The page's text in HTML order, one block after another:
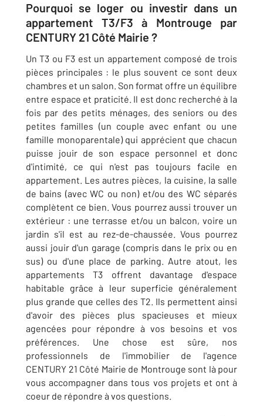
Pourquoi se loger ou investir dans un
appartement T3/F3 à Montrouge par
CENTURY 21 Côté Mairie ?
Un T3 ou F3 est un appartement composé de trois
pièces principales : le plus souvent ce sont deux
chambres et un salon. Son format offre un équilibre
entre espace et praticité. Il est donc recherché à la
fois par des petits ménages, des seniors ou des
petites familles (un couple avec enfant ou une
famille monoparentale) qui apprécient que chacun
puisse jouir de son espace personnel et donc
d'intimité, ce qui n'est pas toujours facile en
appartement. Les autres pièces, la cuisine, la salle
de bains (avec WC ou non) et/ou des WC séparés
complètent ce bien. Vous pourrez aussi trouver un
extérieur : une terrasse et/ou un balcon, voire un
jardin s'il est au rez-de-chaussée. Vous pourrez
aussi jouir d'un garage (compris dans le prix ou en
sus) ou d'une place de parking. Autre atout, les
appartements T3 offrent davantage d'espace
habitable grâce à leur superficie généralement
plus grande que celles des T2. Ils permettent ainsi
d'avoir des pièces plus spacieuses et mieux
agencées pour répondre à vos besoins et vos
préférences. Une chose est sûre, nos
professionnels de l'immobilier de l'agence
CENTURY 21 Côté Mairie de Montrouge sont là pour
vous accompagner dans tous vos projets et ont à
coeur de répondre à vos questions.